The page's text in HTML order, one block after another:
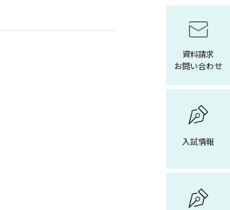
資料請求
お問い合わせ
入試情報